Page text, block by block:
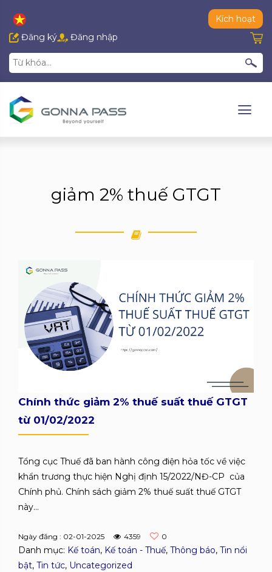
Kích hoạt
Đăng ký
Đăng nhập
giảm 2% thuế GTGT
Chính thức giảm 2% thuế suất thuế GTGT
từ 01/02/2022
Tổng cục Thuế đã ban hành công điện hỏa tốc về việc
khẩn trương thực hiện Nghị định 15/2022/NĐ-CP của
Chính phủ. Chính sách giảm 2% thuế suất thuế GTGT
này...
Ngày đăng : 02-01-2025 4359 0
Danh mục: Kế toán, Kế toán - Thuế, Thông báo, Tin nổi
bật, Tin tức, Uncategorized